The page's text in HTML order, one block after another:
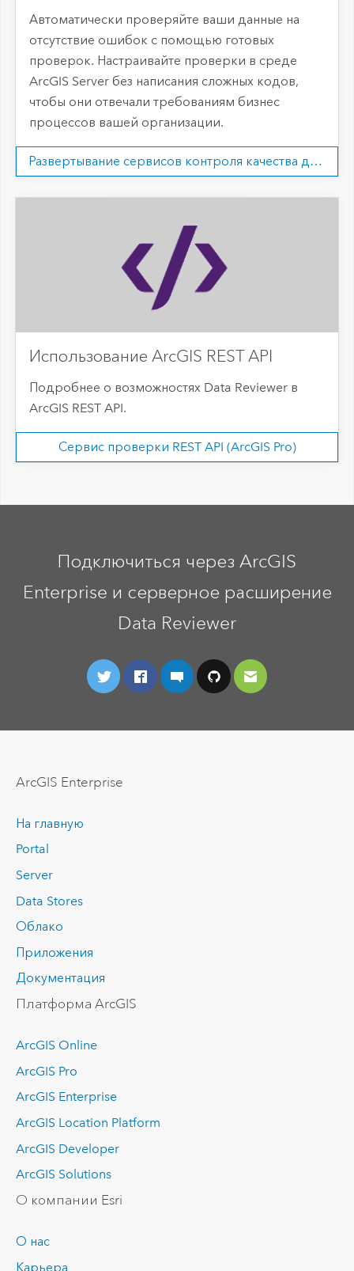
Автоматически проверяйте ваши данные на
отсутствие ошибок с помощью готовых
проверок. Настраивайте проверки в среде
ArcGIS Server без написания сложных кодов,
чтобы они отвечали требованиям бизнес
процессов вашей организации.
Развертывание сервисов контроля качества данных
Использование ArcGIS REST API
Подробнее о возможностях Data Reviewer в
ArcGIS REST API.
Сервис проверки REST API (ArcGIS Pro)
Подключиться через ArcGIS
Enterprise и серверное расширение
Data Reviewer
ArcGIS Enterprise
На главную
Portal
Server
Data Stores
Облако
Приложения
Документация
Платформа ArcGIS
ArcGIS Online
ArcGIS Pro
ArcGIS Enterprise
ArcGIS Location Platform
ArcGIS Developer
ArcGIS Solutions
О компании Esri
О нас
Карьера